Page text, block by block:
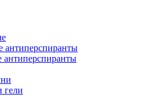
антиперспиранты
антиперспиранты
гели